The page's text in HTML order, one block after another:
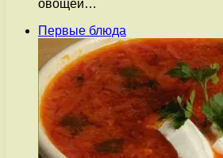
овощей…
Первые блюда